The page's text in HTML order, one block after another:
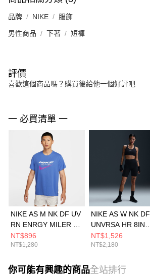
品牌 NIKE 服飾
男性商品 下著 短褲
評價
喜歡這個商品嗎？購買後給他一個好評吧
一 必買清單 一
NIKE AS M NK DF UV
RN ENRGY MILER S
男 短袖上衣
HV2136411
NT$896
NT$1,280
NIKE AS W NK DF
UNVRSA HR 8IN
SHRT 女 短褲
HQ6824010
NT$1,526
NT$2,180
你可能有興趣的商品全站排行